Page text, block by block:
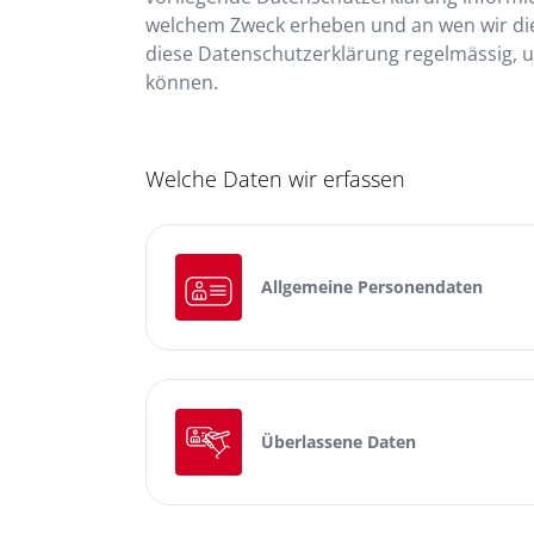
welchem Zweck erheben und an wen wir
diese Datenschutzerklärung regelmässig,
können.
Welche Daten wir erfassen
Allgemeine Personendaten
Überlassene Daten